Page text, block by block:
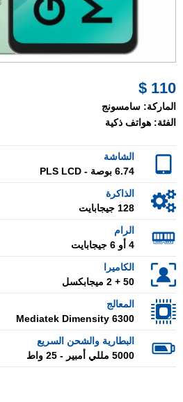
110 $
الماركة: سامسونج
الفئة: هواتف ذكية
الشاشة
6.74 بوصة - PLS LCD
الذاكرة
128 جيجابايت
الرام
4 أو 6 جيجابايت
الكاميرا
50 + 2 ميجابكسل
المعالج
Mediatek Dimensity 6300
البطارية والشحن السريع
5000 مللي أمبير - 25 واط